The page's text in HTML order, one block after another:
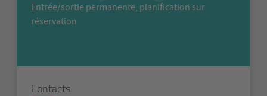
Entrée/sortie permanente, planification sur
réservation
Contacts